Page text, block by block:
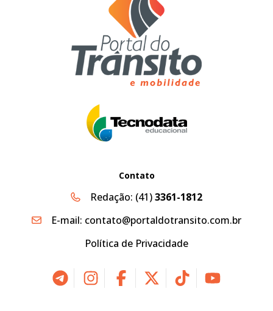
Contato
Redação: (41)3361-1812
E-mail: contato@portaldotransito.com.br
Política de Privacidade